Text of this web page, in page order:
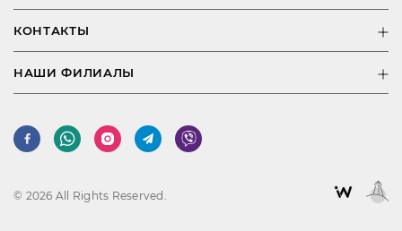
КОНТАКТЫ
НАШИ ФИЛИАЛЫ
© 2026 All Rights Reserved.